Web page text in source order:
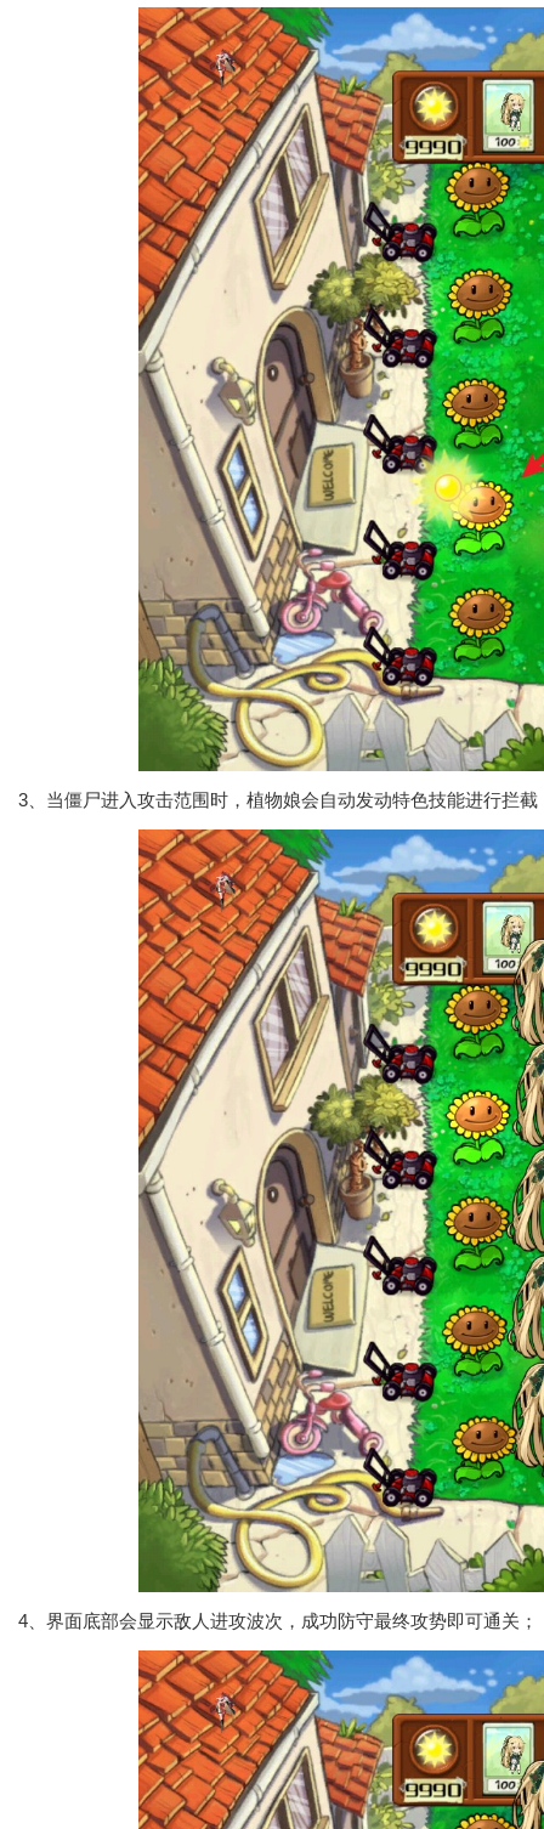
3、当僵尸进入攻击范围时，植物娘会自动发动特色技能进行拦截
4、界面底部会显示敌人进攻波次，成功防守最终攻势即可通关；